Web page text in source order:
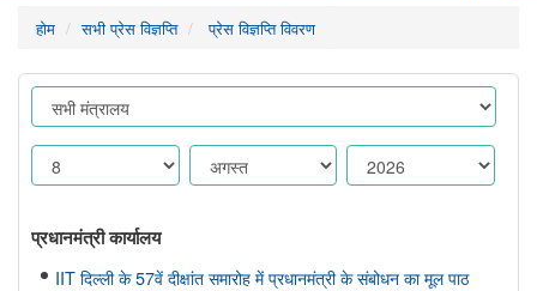
होम सभी प्रेस विज्ञप्ति प्रेस विज्ञप्ति विवरण
प्रधानमंत्री कार्यालय
IIT दिल्ली के 57वें दीक्षांत समारोह में प्रधानमंत्री के संबोधन का मूल पाठ